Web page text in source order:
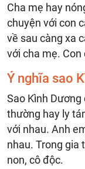
Cha mẹ hay
chuyện với con
về sau càng xa
với cha mẹ. Con
Ý nghĩa sao
Sao Kình
thường hay ly
với nhau. Anh
nhau. Trong gia
non, cô độc.